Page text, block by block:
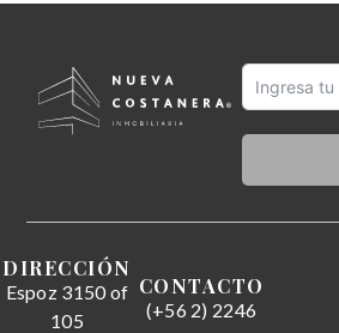
DIRECCIÓN
Espoz 3150 of
105
CONTACTO
(+56 2) 2246